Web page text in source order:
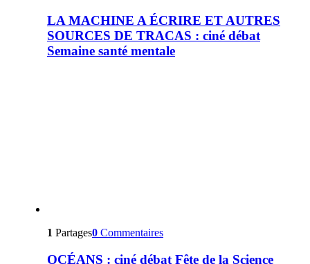
LA MACHINE A ÉCRIRE ET AUTRES
SOURCES DE TRACAS : ciné débat
Semaine santé mentale
1 Partages0 Commentaires
OCÉANS : ciné débat Fête de la Science